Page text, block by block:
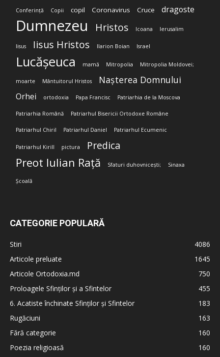
Conferință Copii copil Coronavirus Cruce dragoste
Dumnezeu Hristos Icoana Ierusalim
Iisus Iisus Hristos Ilarion Boian Israel
Lucășeuca mamă Mitropolia Mitropolia Moldovei;
moarte Mântuitorul Hristos Nașterea Domnului
Orhei ortodoxia Papa Francisc Patriarhia de la Moscova
Patriarhia Română Patriarhul Bisericii Ortodoxe Române
Patriarhul Chiril Patriarhul Daniel Patriarhul Ecumenic
Patriarhul Kirill pictura Predica
Preot Iulian Rață Sfaturi duhovnicești; Sinaxa
Școală
CATEGORIE POPULARĂ
Stiri
4086
Articole preluate
1645
Articole Ortodoxia.md
750
Proloagele Sfinților și a Sfintelor
455
6. Acatiste închinate Sfinților și Sfintelor
183
Rugăciuni
163
Fără categorie
160
Poezia religioasă
160